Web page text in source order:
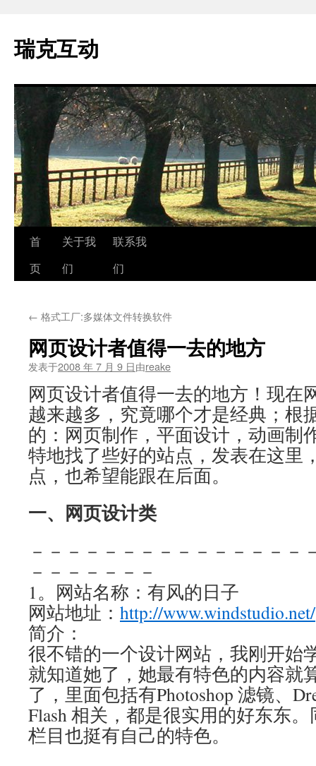
瑞克互动
跳
至
文
首
页
关于我
们
联系我
们
← 格式工厂:多媒体文件转换软件
网页设计者值得一去的地方
发表于2008 年 7 月 9 日由reake
网页设计者值得一去的地方！现在
越来越多，究竟哪个才是经典；根
的：网页制作，平面设计，动画制
特地找了些好的站点，发表在这里
点，也希望能跟在后面。
一、网页设计类
－－－－－－－－－－－－－－－
－－－－－－－
1。网站名称：有风的日子
网站地址： http://www.windstudio.net/
简介：
很不错的一个设计网站，我刚开始
就知道她了，她最有特色的内容就
了，里面包括有Photoshop 滤镜、
Flash 相关，都是很实用的好东东
栏目也挺有自己的特色。